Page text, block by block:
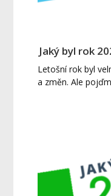
Jaký byl rok
Letošní rok byl
a změn. Ale